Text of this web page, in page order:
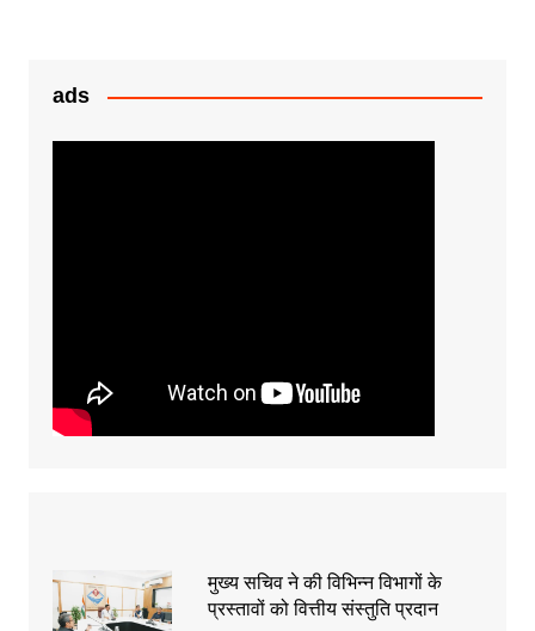
ads
मुख्य सचिव ने की विभिन्न विभागों के
प्रस्तावों को वित्तीय संस्तुति प्रदान